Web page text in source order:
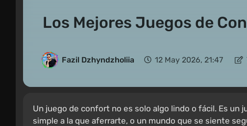
Los Mejores Juegos de
Fazil Dzhyndzholiia 12 May 2026, 21:47
Un juego de confort no es solo algo lindo o fácil. Es un
simple a la que aferrarte, o un mundo que se siente